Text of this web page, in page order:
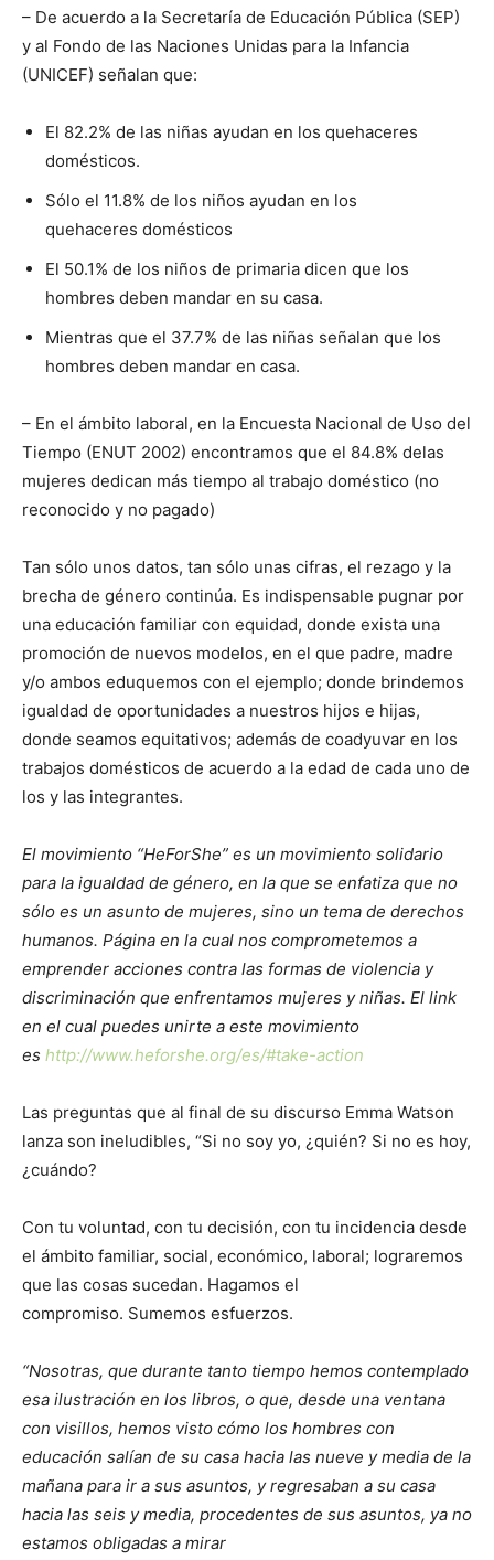
– De acuerdo a la Secretaría de Educación Pública (SEP)
y al Fondo de las Naciones Unidas para la Infancia
(UNICEF) señalan que:
El 82.2% de las niñas ayudan en los quehaceres
domésticos.
Sólo el 11.8% de los niños ayudan en los
quehaceres domésticos
El 50.1% de los niños de primaria dicen que los
hombres deben mandar en su casa.
Mientras que el 37.7% de las niñas señalan que los
hombres deben mandar en casa.
– En el ámbito laboral, en la Encuesta Nacional de Uso del
Tiempo (ENUT 2002) encontramos que el 84.8% delas
mujeres dedican más tiempo al trabajo doméstico (no
reconocido y no pagado)
Tan sólo unos datos, tan sólo unas cifras, el rezago y la
brecha de género continúa. Es indispensable pugnar por
una educación familiar con equidad, donde exista una
promoción de nuevos modelos, en el que padre, madre
y/o ambos eduquemos con el ejemplo; donde brindemos
igualdad de oportunidades a nuestros hijos e hijas,
donde seamos equitativos; además de coadyuvar en los
trabajos domésticos de acuerdo a la edad de cada uno de
los y las integrantes.
El movimiento “HeForShe” es un movimiento solidario
para la igualdad de género, en la que se enfatiza que no
sólo es un asunto de mujeres, sino un tema de derechos
humanos. Página en la cual nos comprometemos a
emprender acciones contra las formas de violencia y
discriminación que enfrentamos mujeres y niñas. El link
en el cual puedes unirte a este movimiento
es http://www.heforshe.org/es/#take-action
Las preguntas que al final de su discurso Emma Watson
lanza son ineludibles, “Si no soy yo, ¿quién? Si no es hoy,
¿cuándo?
Con tu voluntad, con tu decisión, con tu incidencia desde
el ámbito familiar, social, económico, laboral; lograremos
que las cosas sucedan. Hagamos el
compromiso. Sumemos esfuerzos.
“Nosotras, que durante tanto tiempo hemos contemplado
esa ilustración en los libros, o que, desde una ventana
con visillos, hemos visto cómo los hombres con
educación salían de su casa hacia las nueve y media de la
mañana para ir a sus asuntos, y regresaban a su casa
hacia las seis y media, procedentes de sus asuntos, ya no
estamos obligadas a mirar